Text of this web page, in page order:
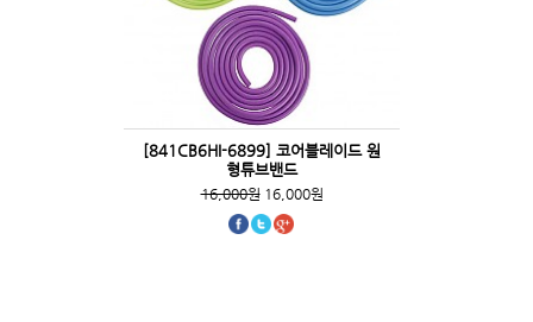
[841CB6HI-6899] 코어블레이드 원
형튜브밴드
16,000원16,000원